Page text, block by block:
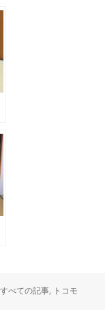
カ
すべての記事, トコモ